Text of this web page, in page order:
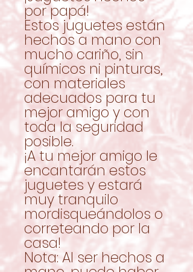
por papá!
Estos juguetes están
hechos a mano con
mucho cariño, sin
químicos ni pinturas,
con materiales
adecuados para tu
mejor amigo y con
toda la seguridad
posible.
¡A tu mejor amigo le
encantarán estos
juguetes y estará
muy tranquilo
mordisqueándolos o
correteando por la
casa!
Nota: Al ser hechos a